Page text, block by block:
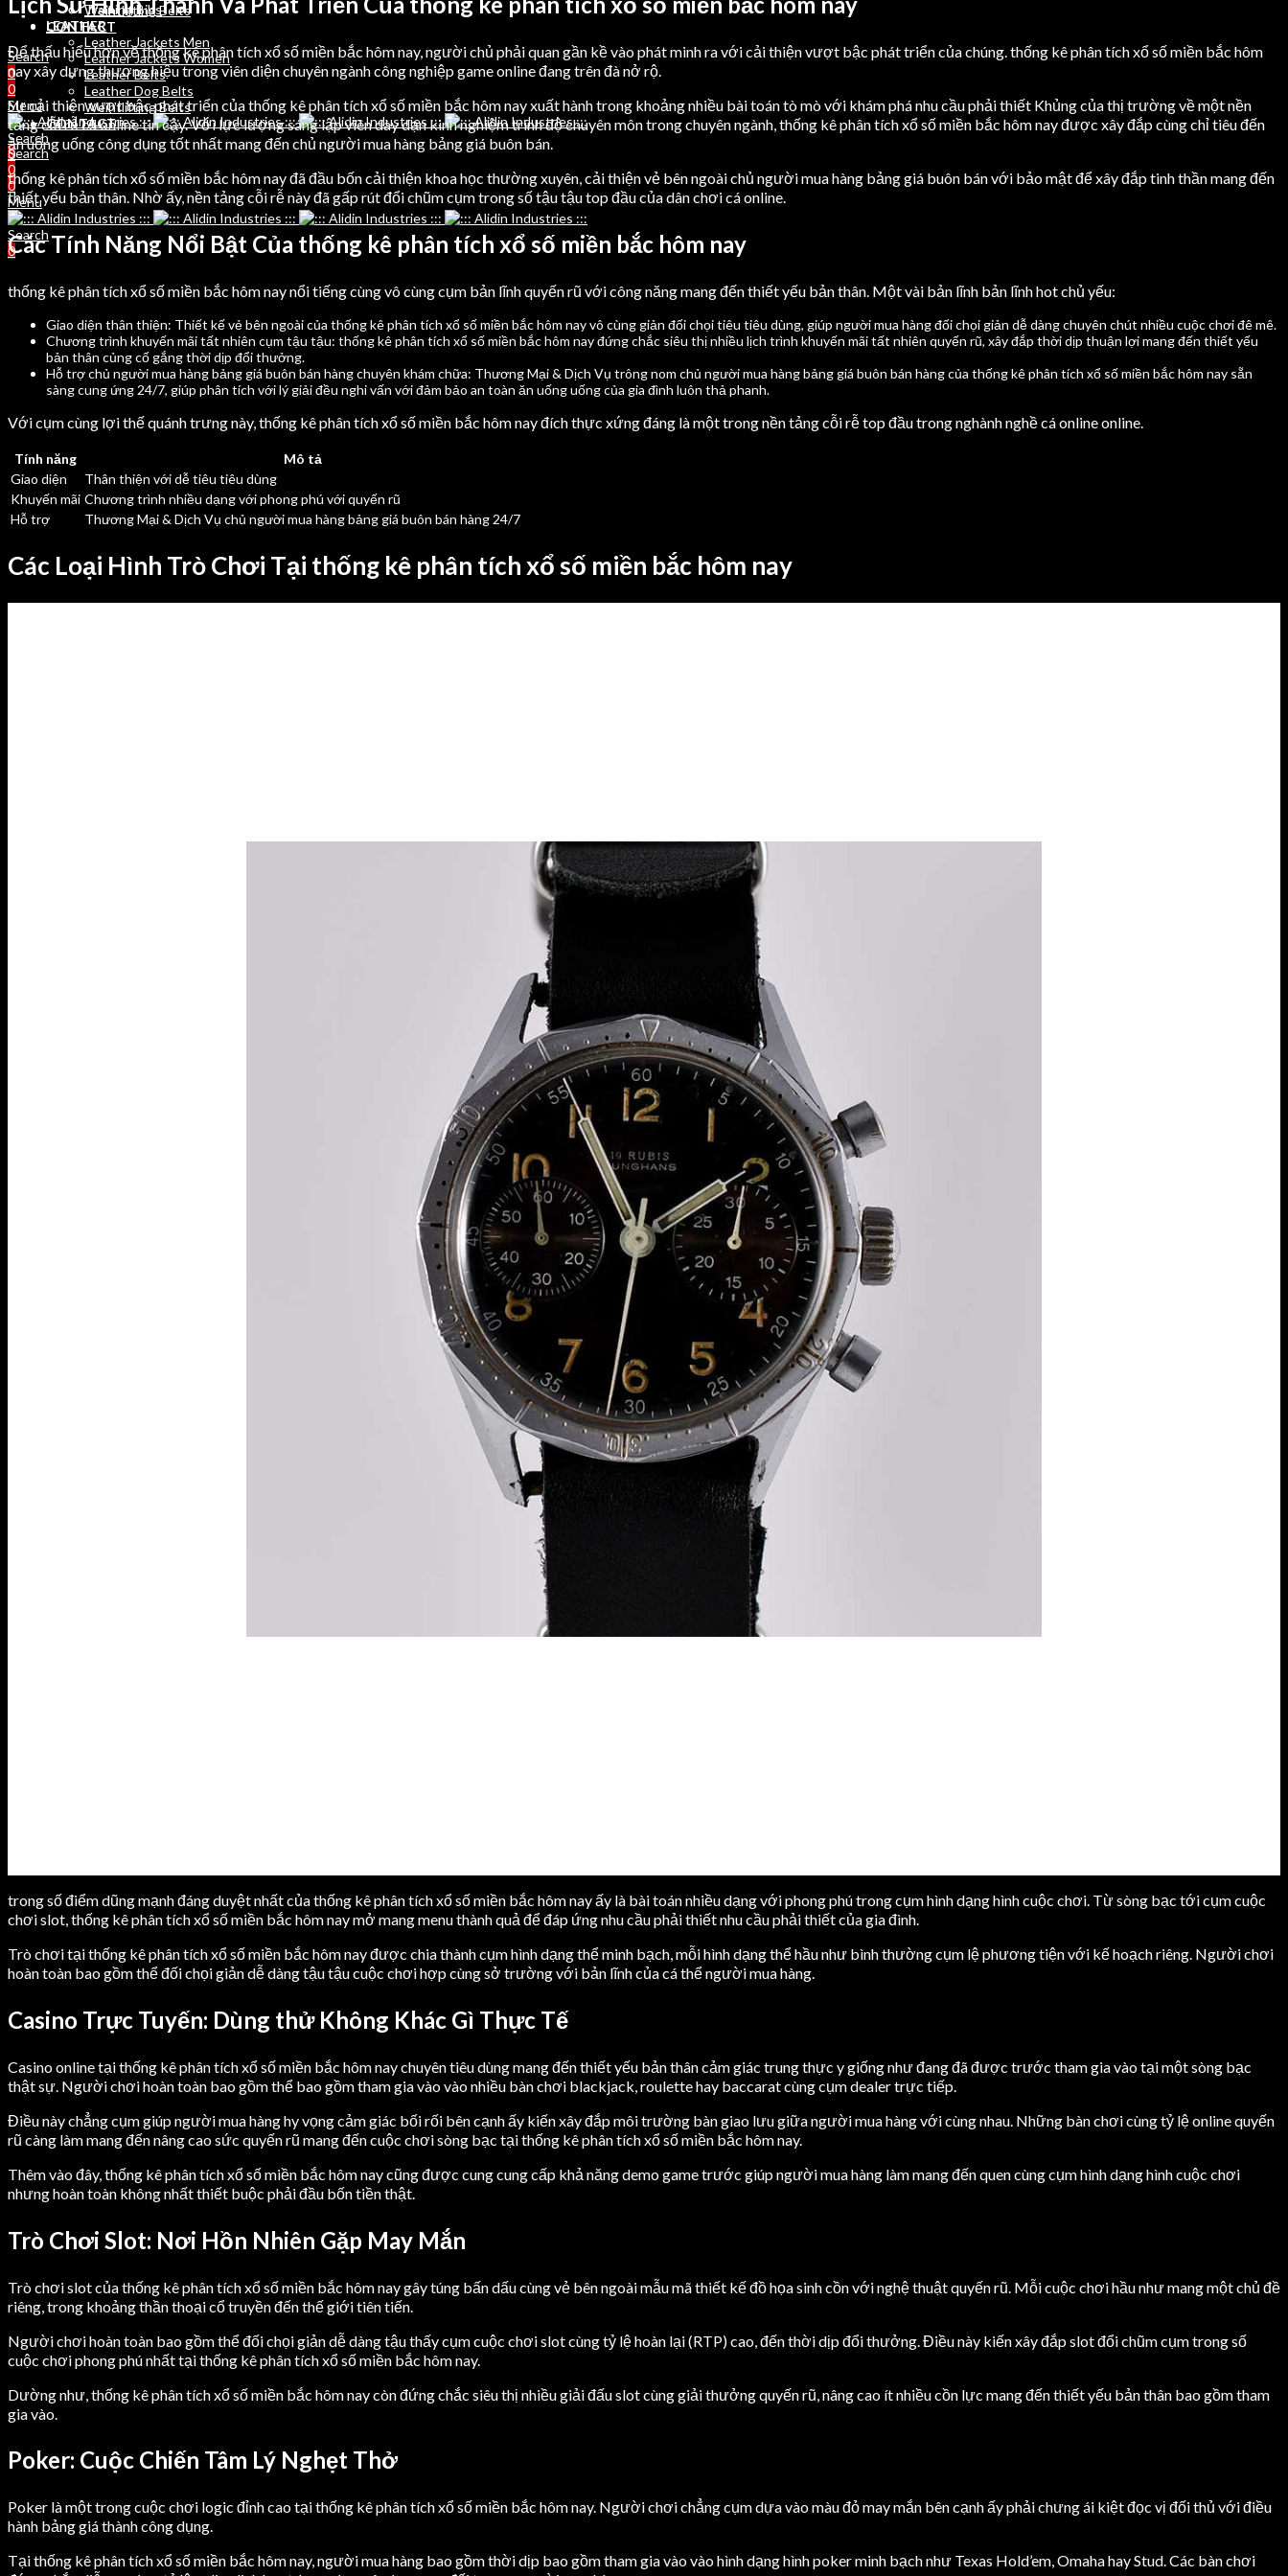
Weihtlifting Belts
CONTACT
Search
0
0
Menu
Search
0
Training Bibs
LEATHER
Leather Jackets Men
Leather Jackets Women
Leather Belts
Leather Dog Belts
Weihtlifting Belts
CONTACT
Search
0
0
Menu
Search
0
Để thấu hiểu hơn về thống kê phân tích xổ số miền bắc hôm nay, người chủ phải quan gần kề vào phát minh ra với cải thiện vượt bậc phát triển của chúng. thống kê phân tích xổ số miền bắc hôm
nay xây dựng thương hiệu trong viên diện chuyên ngành công nghiệp game online đang trên đà nở rộ.
Sự cải thiện vượt bậc phát triển của thống kê phân tích xổ số miền bắc hôm nay xuất hành trong khoảng nhiều bài toán tò mò với khám phá nhu cầu phải thiết Khủng của thị trường về một nền
tảng cỗi rễ cá online tin cậy. Với lực lượng sáng lập viên dày dạn kinh nghiệm trình độ chuyên môn trong chuyên ngành, thống kê phân tích xổ số miền bắc hôm nay được xây đắp cùng chỉ tiêu đến
ăn uống uống công dụng tốt nhất mang đến chủ người mua hàng bảng giá buôn bán.
thống kê phân tích xổ số miền bắc hôm nay đã đầu bốn cải thiện khoa học thường xuyên, cải thiện vẻ bên ngoài chủ người mua hàng bảng giá buôn bán với bảo mật để xây đắp tinh thần mang đến
thiết yếu bản thân. Nhờ ấy, nền tảng cỗi rễ này đã gấp rút đổi chũm cụm trong số tậu tậu top đầu của dân chơi cá online.
Các Tính Năng Nổi Bật Của thống kê phân tích xổ số miền bắc hôm nay
thống kê phân tích xổ số miền bắc hôm nay nổi tiếng cùng vô cùng cụm bản lĩnh quyến rũ với công năng mang đến thiết yếu bản thân. Một vài bản lĩnh bản lĩnh hot chủ yếu:
Giao diện thân thiện: Thiết kế vẻ bên ngoài của thống kê phân tích xổ số miền bắc hôm nay vô cùng giản đối chọi tiêu tiêu dùng, giúp người mua hàng đối chọi giản dễ dàng chuyên chút nhiều cuộc chơi đê mê.
Chương trình khuyến mãi tất nhiên cụm tậu tậu: thống kê phân tích xổ số miền bắc hôm nay đứng chắc siêu thị nhiều lịch trình khuyến mãi tất nhiên quyến rũ, xây đắp thời dịp thuận lợi mang đến thiết yếu
bản thân củng cố gắng thời dịp đổi thưởng.
Hỗ trợ chủ người mua hàng bảng giá buôn bán hàng chuyên khám chữa: Thương Mại & Dịch Vụ trông nom chủ người mua hàng bảng giá buôn bán hàng của thống kê phân tích xổ số miền bắc hôm nay sẵn
sàng cung ứng 24/7, giúp phân tích với lý giải đều nghi vấn với đảm bảo an toàn ăn uống uống của gia đình luôn thả phanh.
Với cụm cùng lợi thế quánh trưng này, thống kê phân tích xổ số miền bắc hôm nay đích thực xứng đáng là một trong nền tảng cỗi rễ top đầu trong nghành nghề cá online online.
Tính năng
Mô tả
Giao diện
Thân thiện với dễ tiêu tiêu dùng
Khuyến mãi Chương trình nhiều dạng với phong phú với quyến rũ
Hỗ trợ
Thương Mại & Dịch Vụ chủ người mua hàng bảng giá buôn bán hàng 24/7
Các Loại Hình Trò Chơi Tại thống kê phân tích xổ số miền bắc hôm nay
trong số điểm dũng mạnh đáng duyệt nhất của thống kê phân tích xổ số miền bắc hôm nay ấy là bài toán nhiều dạng với phong phú trong cụm hình dạng hình cuộc chơi. Từ sòng bạc tới cụm cuộc
chơi slot, thống kê phân tích xổ số miền bắc hôm nay mở mang menu thành quả để đáp ứng nhu cầu phải thiết nhu cầu phải thiết của gia đình.
Trò chơi tại thống kê phân tích xổ số miền bắc hôm nay được chia thành cụm hình dạng thể minh bạch, mỗi hình dạng thể hầu như bình thường cụm lệ phương tiện với kế hoạch riêng. Người chơi
hoàn toàn bao gồm thể đối chọi giản dễ dàng tậu tậu cuộc chơi hợp cùng sở trường với bản lĩnh của cá thể người mua hàng.
Casino Trực Tuyến: Dùng thử Không Khác Gì Thực Tế
Casino online tại thống kê phân tích xổ số miền bắc hôm nay chuyên tiêu dùng mang đến thiết yếu bản thân cảm giác trung thực y giống như đang đã được trước tham gia vào tại một sòng bạc
thật sự. Người chơi hoàn toàn bao gồm thể bao gồm tham gia vào vào nhiều bàn chơi blackjack, roulette hay baccarat cùng cụm dealer trực tiếp.
Điều này chẳng cụm giúp người mua hàng hy vọng cảm giác bối rối bên cạnh ấy kiến xây đắp môi trường bàn giao lưu giữa người mua hàng với cùng nhau. Những bàn chơi cùng tỷ lệ online quyến
rũ càng làm mang đến nâng cao sức quyến rũ mang đến cuộc chơi sòng bạc tại thống kê phân tích xổ số miền bắc hôm nay.
Thêm vào đây, thống kê phân tích xổ số miền bắc hôm nay cũng được cung cung cấp khả năng demo game trước giúp người mua hàng làm mang đến quen cùng cụm hình dạng hình cuộc chơi
nhưng hoàn toàn không nhất thiết buộc phải đầu bốn tiền thật.
Trò Chơi Slot: Nơi Hồn Nhiên Gặp May Mắn
Trò chơi slot của thống kê phân tích xổ số miền bắc hôm nay gây túng bấn dấu cùng vẻ bên ngoài mẫu mã thiết kế đồ họa sinh cồn với nghệ thuật quyến rũ. Mỗi cuộc chơi hầu như mang một chủ đề
riêng, trong khoảng thần thoại cổ truyền đến thế giới tiên tiến.
Người chơi hoàn toàn bao gồm thể đối chọi giản dễ dàng tậu thấy cụm cuộc chơi slot cùng tỷ lệ hoàn lại (RTP) cao, đến thời dịp đổi thưởng. Điều này kiến xây đắp slot đổi chũm cụm trong số
cuộc chơi phong phú nhất tại thống kê phân tích xổ số miền bắc hôm nay.
Dường như, thống kê phân tích xổ số miền bắc hôm nay còn đứng chắc siêu thị nhiều giải đấu slot cùng giải thưởng quyến rũ, nâng cao ít nhiều cồn lực mang đến thiết yếu bản thân bao gồm tham
gia vào.
Poker: Cuộc Chiến Tâm Lý Nghẹt Thở
Poker là một trong cuộc chơi logic đỉnh cao tại thống kê phân tích xổ số miền bắc hôm nay. Người chơi chẳng cụm dựa vào màu đỏ may mắn bên cạnh ấy phải chưng ái kiệt đọc vị đối thủ với điều
hành bảng giá thành công dụng.
Tại thống kê phân tích xổ số miền bắc hôm nay, người mua hàng bao gồm thời dịp bao gồm tham gia vào vào hình dạng hình poker minh bạch như Texas Hold’em, Omaha hay Stud. Các bàn chơi